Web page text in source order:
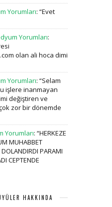
Yorumları: “Evet
Yorumları:
olan ali hoca dimi
Yorumları: “Selam
işlere inanmayan
değiştiren ve
zor bir dönemde
Yorumları: “HERKEZE
MUHABBET
PARAMI
CEPTENDE
HAKKINDA